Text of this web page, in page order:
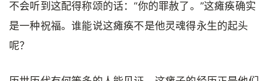
不会听到这配得称颂的话：“你的罪赦了。”这瘫痪确实
是一种祝福。谁能说这瘫痪不是他灵魂得永生的起头
呢？